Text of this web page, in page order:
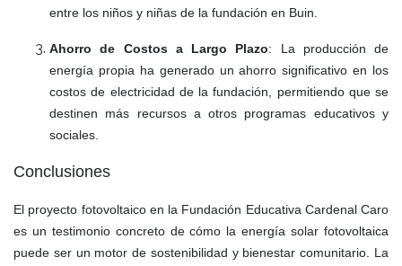
entre los niños y niñas de la fundación en Buin.
Ahorro de Costos a Largo Plazo: La producción de
energía propia ha generado un ahorro significativo en los
costos de electricidad de la fundación, permitiendo que se
destinen más recursos a otros programas educativos y
sociales.
Conclusiones
El proyecto fotovoltaico en la Fundación Educativa Cardenal Caro
es un testimonio concreto de cómo la energía solar fotovoltaica
puede ser un motor de sostenibilidad y bienestar comunitario. La